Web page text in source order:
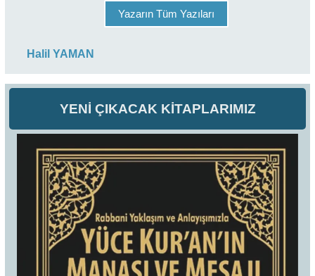
YENİ ÇIKACAK KİTAPLARIMIZ
Yazarın Tüm Yazıları
Halil YAMAN